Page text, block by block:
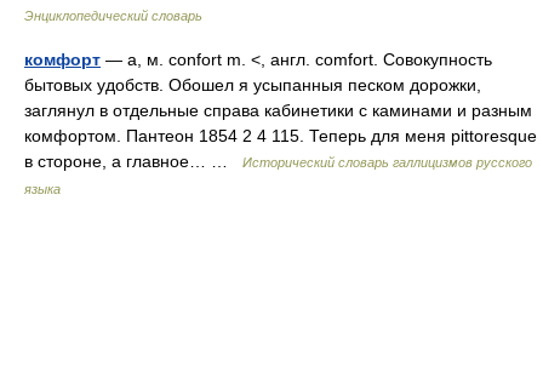
Энциклопедический словарь
комфорт — а, м. confort m. <, англ. comfort. Совокупность
бытовых удобств. Обошел я усыпанныя песком дорожки,
заглянул в отдельные справа кабинетики с каминами и разным
комфортом. Пантеон 1854 2 4 115. Теперь для меня pittoresque
в стороне, а главное… …
Исторический словарь галлицизмов русского
языка